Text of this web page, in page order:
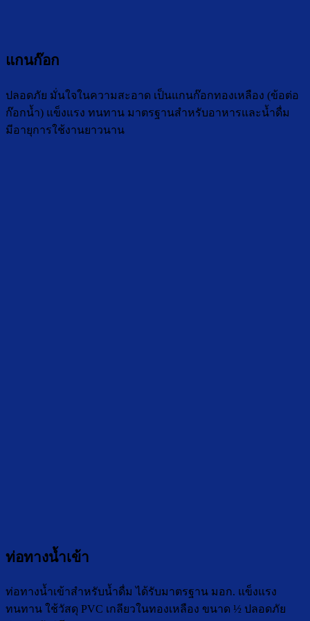
แกนก๊อก
ปลอดภัย มั่นใจในความสะอาด เป็นแกนก๊อกทองเหลือง (ข้อต่อ
ก๊อกน้ำ) แข็งแรง ทนทาน มาตรฐานสำหรับอาหารและน้ำดื่ม
มีอายุการใช้งานยาวนาน
ท่อทางน้ำเข้า
ท่อทางน้ำเข้าสำหรับน้ำดื่ม ได้รับมาตรฐาน มอก. แข็งแรง
ทนทาน ใช้วัสดุ PVC เกลียวในทองเหลือง ขนาด ½ ปลอดภัย